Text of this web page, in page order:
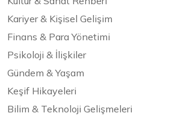
Kariyer & Kişisel Gelişim
Finans & Para Yönetimi
Psikoloji & İlişkiler
Gündem & Yaşam
Keşif Hikayeleri
Bilim & Teknoloji Gelişmeleri